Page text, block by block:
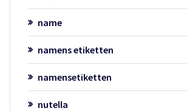
name
namens etiketten
namensetiketten
nutella